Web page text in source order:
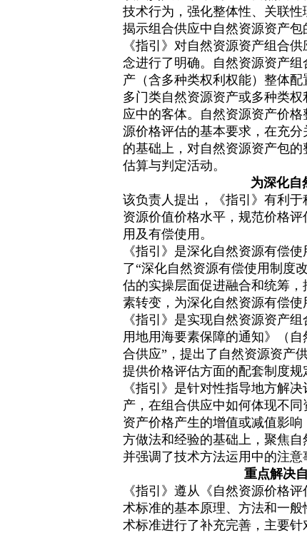
技术行为，强化整体性、关联
揭示组合供应中自然资源资产包
《指引》对自然资源资产组合
念进行了明确。自然资源资产
产（含多种类权利权能）整体
多门类自然资源资产或多种类
应中的客体。自然资源资产价
源价格评估的基本要求，在充
的基础上，对自然资源资产包
估算与判定活动。
为深化自
该负责人提出，《指引》有利
资源价值价格水平，规范价格
用及有偿使用。
《指引》是深化自然资源有偿
了“深化自然资源有偿使用制度
估的实操层面促进融合和统筹
素转变，为深化自然资源有偿使
《指引》是实现自然资源资产
用地用海要素保障的通知》（自
合供应”，提出了自然资源资产
提供价格评估方面的配套制度规
《指引》是针对性指导地方解
产，在组合供应中如何体现不
资产价格产生的增值或减值影
方做法和经验的基础上，聚焦
并强调了技术方法运用中的注意
重点解决
《指引》遵从《自然资源价格
术标准的基本原理、方法和一
术标准进行了补充完善，主要针